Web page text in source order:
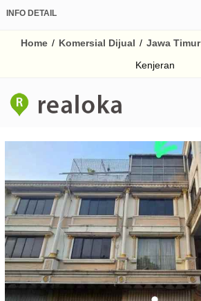
INFO DETAIL
Home / Komersial Dijual / Jawa Timur
Kenjeran